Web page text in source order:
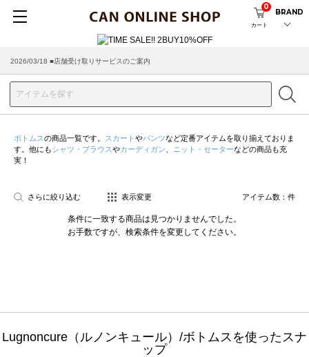
カート
0
BRAND
2026/03/18 ■店舗受け取りサービスのご案内
ボトムスの商品一覧です。 スカート やパンツなど定番アイテムを取り揃えておりま
す。他にもシャツ・ブラウスやカーディガン ニット・セーターなどの商品も充
実！
さらに絞り込む 表示変更 アイテム数： 件
条件に一致する商品は見つかりませんでした。
お手数ですが、検索条件を変更してください。
Lugnoncure（ルノンキュール）/ボトムスを使ったスナ
ップ